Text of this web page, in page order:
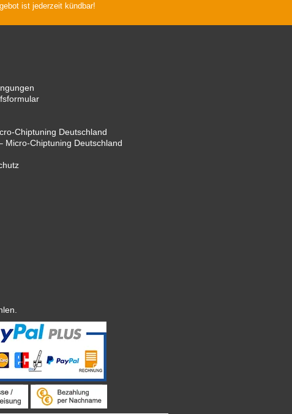
ist jederzeit kündbar!
Chiptuning Deutschland
Micro-Chiptuning Deutschland